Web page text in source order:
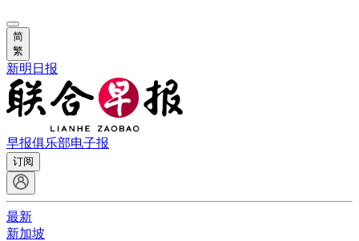
简
繁
新明日报
早报俱乐部电子报
订阅
最新
新加坡